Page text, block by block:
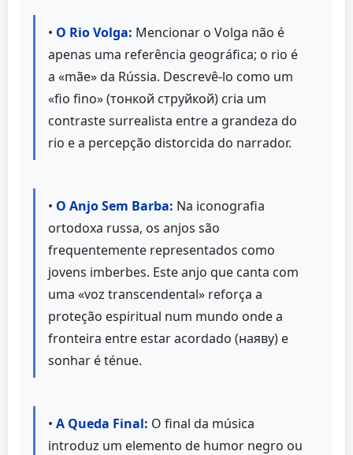
• O Rio Volga: Mencionar o Volga não é
apenas uma referência geográfica; o rio é
a «mãe» da Rússia. Descrevê-lo como um
«fio fino» (тонкой струйкой) cria um
contraste surrealista entre a grandeza do
rio e a percepção distorcida do narrador.
• O Anjo Sem Barba: Na iconografia
ortodoxa russa, os anjos são
frequentemente representados como
jovens imberbes. Este anjo que canta com
uma «voz transcendental» reforça a
proteção espiritual num mundo onde a
fronteira entre estar acordado (наяву) e
sonhar é ténue.
• A Queda Final: O final da música
introduz um elemento de humor negro ou